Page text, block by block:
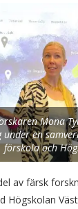
Mona
under en
förskola och
av färsk
Högskolan